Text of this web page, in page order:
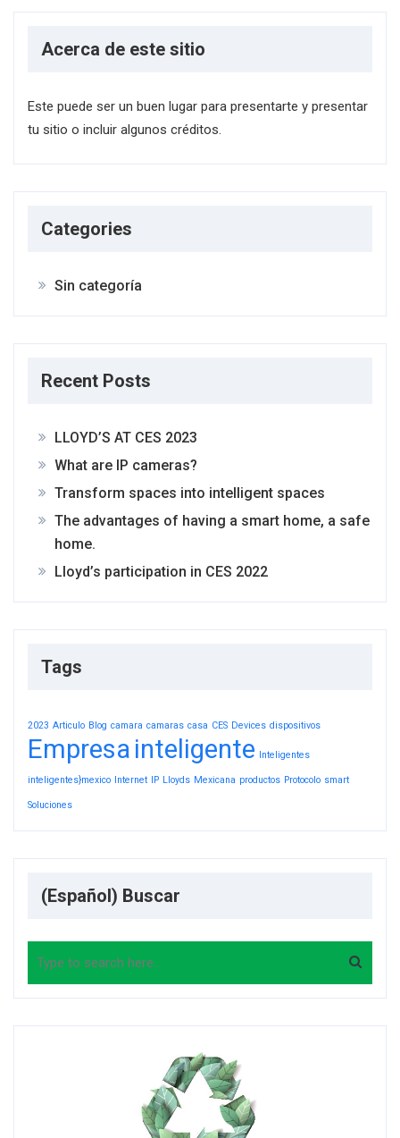
Acerca de este sitio
Este puede ser un buen lugar para presentarte y presentar
tu sitio o incluir algunos créditos.
Categories
Sin categoría
Recent Posts
LLOYD’S AT CES 2023
What are IP cameras?
Transform spaces into intelligent spaces
The advantages of having a smart home, a safe
home.
Lloyd’s participation in CES 2022
Tags
2023 Articulo Blog camara camaras casa CES Devices dispositivos
Empresa inteligente Inteligentes
inteligentes}mexico Internet IP Lloyds Mexicana productos Protocolo smart
Soluciones
(Español) Buscar